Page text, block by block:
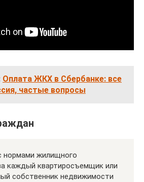
Оплата ЖКХ в Сбербанке: все
частые вопросы
нормами жилищного
каждый квартиросъемщик или
собственник недвижимости